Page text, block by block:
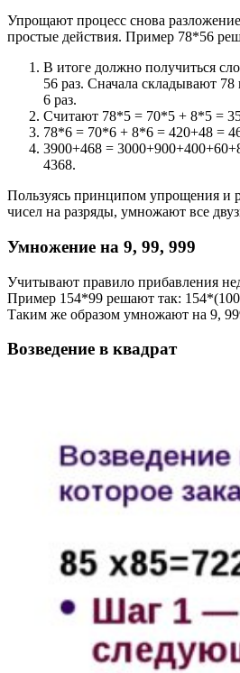
Упрощают процесс снова
простые действия. Пример 78*56
В итоге должно получиться
56 раз. Сначала складывают 78
6 раз.
Считают 78*5 = 70*5 + 8*5 =
78*6 = 70*6 + 8*6 = 420+48 =
3900+468 =
4368.
Пользуясь принципом упрощения и
чисел на разряды, умножают все
Умножение на 9, 99, 999
Учитывают правило прибавления
Пример 154*99 решают так:
Таким же образом умножают на 9,
Возведение в квадрат